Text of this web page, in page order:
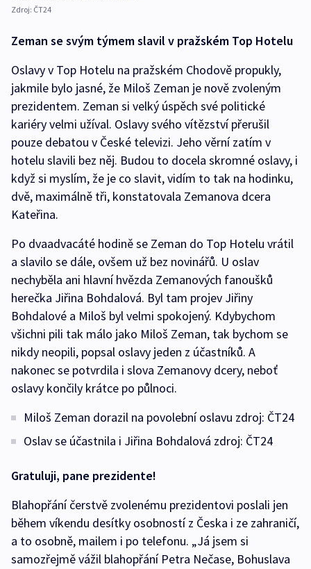
Zdroj: ČT24
Zeman se svým týmem slavil v pražském Top Hotelu
Oslavy v Top Hotelu na pražském Chodově propukly,
jakmile bylo jasné, že Miloš Zeman je nově zvoleným
prezidentem. Zeman si velký úspěch své politické
kariéry velmi užíval. Oslavy svého vítězství přerušil
pouze debatou v České televizi. Jeho věrní zatím v
hotelu slavili bez něj. Budou to docela skromné oslavy, i
když si myslím, že je co slavit, vidím to tak na hodinku,
dvě, maximálně tři, konstatovala Zemanova dcera
Kateřina.
Po dvaadvacáté hodině se Zeman do Top Hotelu vrátil
a slavilo se dále, ovšem už bez novinářů. U oslav
nechyběla ani hlavní hvězda Zemanových fanoušků
herečka Jiřina Bohdalová. Byl tam projev Jiřiny
Bohdalové a Miloš byl velmi spokojený. Kdybychom
všichni pili tak málo jako Miloš Zeman, tak bychom se
nikdy neopili, popsal oslavy jeden z účastníků. A
nakonec se potvrdila i slova Zemanovy dcery, neboť
oslavy končily krátce po půlnoci.
Miloš Zeman dorazil na povolební oslavu zdroj: ČT24
Oslav se účastnila i Jiřina Bohdalová zdroj: ČT24
Gratuluji, pane prezidente!
Blahopřání čerstvě zvolenému prezidentovi poslali jen
během víkendu desítky osobností z Česka i ze zahraničí,
a to osobně, mailem i po telefonu. „Já jsem si
samozřejmě vážil blahopřání Petra Nečase, Bohuslava